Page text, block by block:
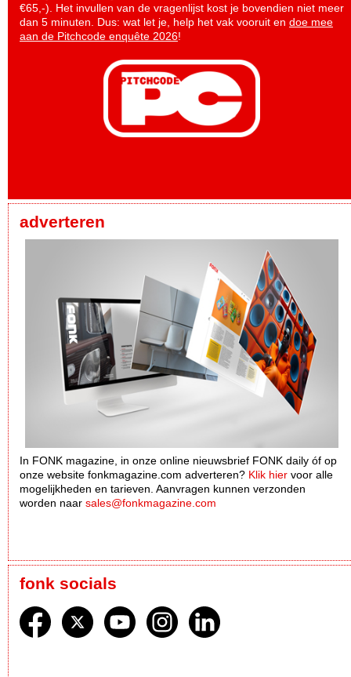
€65,-). Het invullen van de vragenlijst kost je bovendien niet meer
dan 5 minuten. Dus: wat let je, help het vak vooruit en doe mee
aan de Pitchcode enquête 2026!
adverteren
In FONK magazine, in onze online nieuwsbrief FONK daily óf op
onze website fonkmagazine.com adverteren? Klik hier voor alle
mogelijkheden en tarieven. Aanvragen kunnen verzonden
worden naar sales@fonkmagazine.com
fonk socials